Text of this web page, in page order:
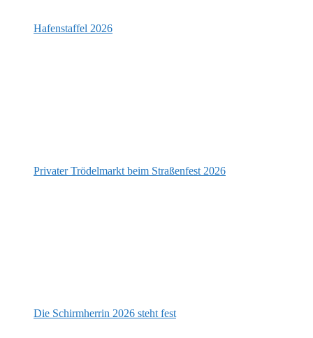
Hafenstaffel 2026
Privater Trödelmarkt beim Straßenfest 2026
Die Schirmherrin 2026 steht fest